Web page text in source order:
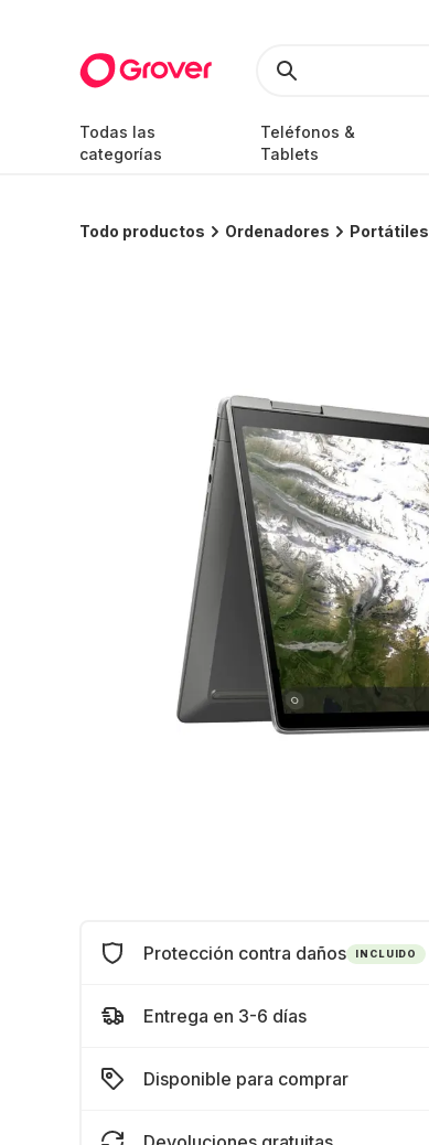
Todas las
categorías
Teléfonos &
Tablets
Todo productos Ordenadores Portátiles
Protección contra daños INCLUIDO
Entrega en 3-6 días
Disponible para comprar